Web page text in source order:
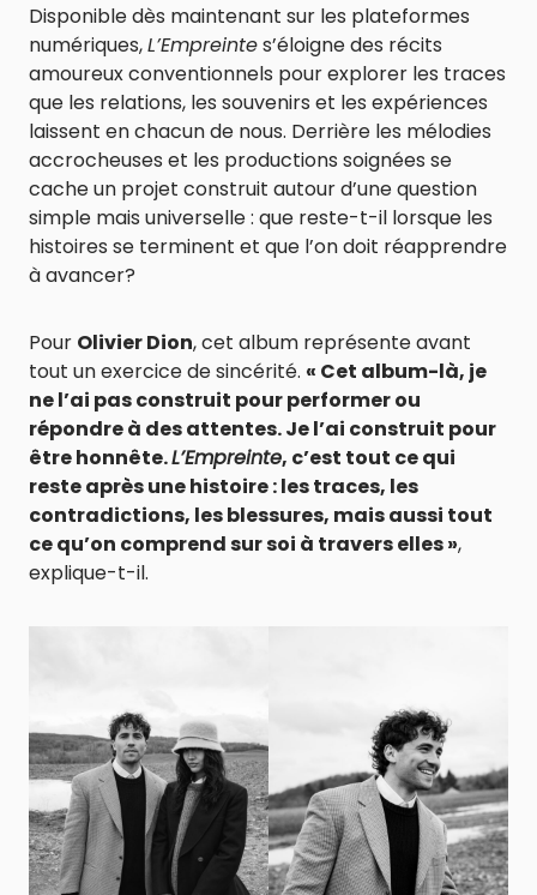
Disponible dès maintenant sur les plateformes
numériques,L’Empreintes’éloigne des récits
amoureux conventionnels pour explorer les traces
que les relations, les souvenirs et les expériences
laissent en chacun de nous. Derrière les mélodies
accrocheuses et les productions soignées se
cache un projet construit autour d’une question
simple mais universelle : que reste-t-il lorsque les
histoires se terminent et que l’on doit réapprendre
à avancer?
Pour Olivier Dion, cet album représente avant
tout un exercice de sincérité. « Cet album-là, je
ne l’ai pas construit pour performer ou
répondre à des attentes. Je l’ai construit pour
être honnête.L’Empreinte, c’est tout ce qui
reste après une histoire : les traces, les
contradictions, les blessures, mais aussi tout
ce qu’on comprend sur soi à travers elles »,
explique-t-il.